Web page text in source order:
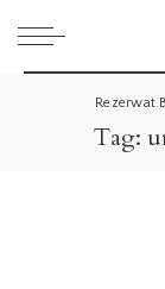
Rezerwat
Tag: